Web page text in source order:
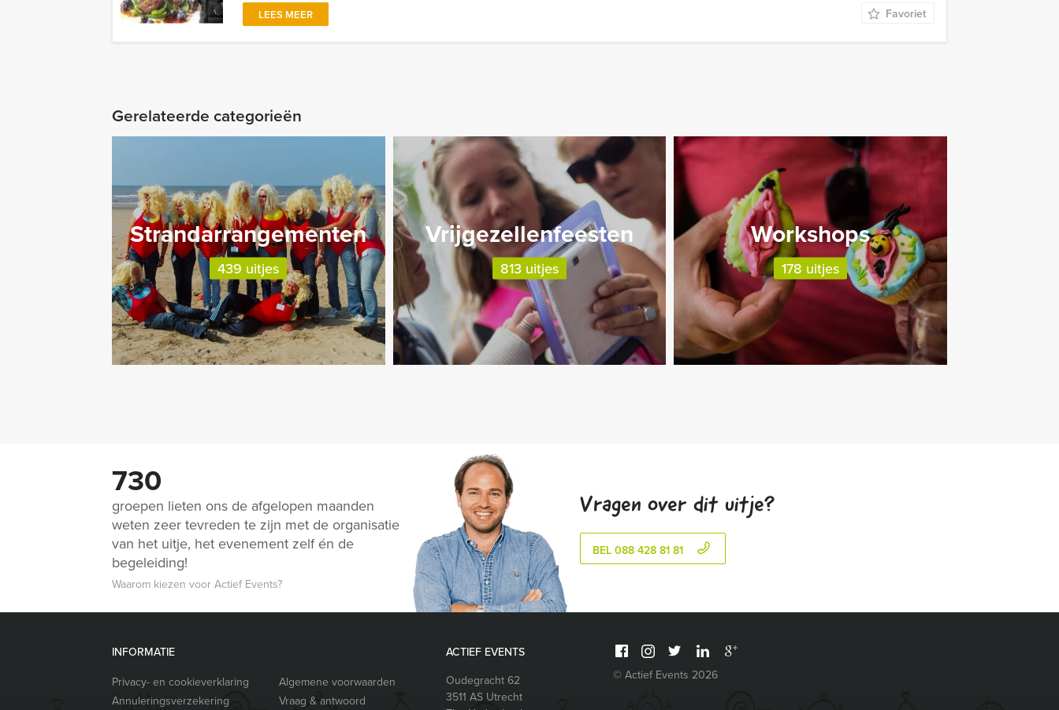
LEES MEER Favoriet
Gerelateerde categorieën
Strandarrangementen
439 uitjes
Vrijgezellenfeesten
813 uitjes
Workshops
178 uitjes
730
groepen lieten ons de afgelopen maanden
weten zeer tevreden te zijn met de organisatie
van het uitje, het evenement zelf én de
begeleiding!
Waarom kiezen voor Actief Events?
Vragen over dit uitje?
BEL 088 428 81 81
INFORMATIE
Privacy- en cookieverklaring
Algemene voorwaarden
Annuleringsverzekering
Vraag & antwoord
ACTIEF EVENTS
Oudegracht 62
3511 AS Utrecht
© Actief Events 2026